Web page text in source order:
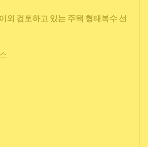
외 검토하고 있는 주택 형태복수 선